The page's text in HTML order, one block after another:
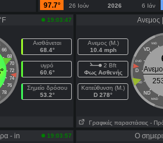
97.7°
26 Ιούν 2026 6 Ιάν
19:03:47
66
68
70
72
74
76
78
Αισθάνεται
68.4°
υγρό
60.6°
Σημείο δρόσου
53.2°
Ανεμος
Ανεμος (Μ.)
10.4 mph
2 Bft
Φως Ασθενής
Κατεύθυνση (Μ.)
D 278°
VVD
VD
DVD
D
DND
ND
NND
Γραφικές παραστάσεις -
- in 19:03:57 Ο